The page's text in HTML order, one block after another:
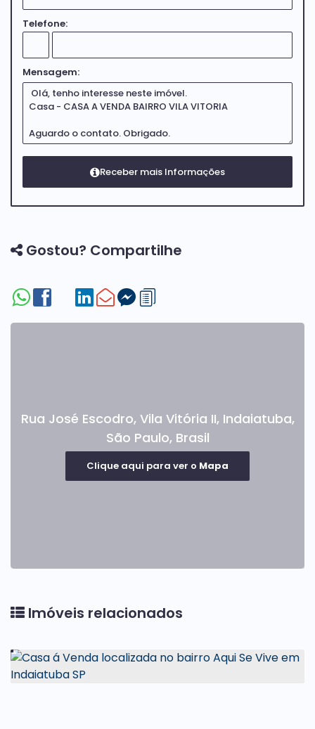
Telefone:
Mensagem:
Gostou? Compartilhe
Rua José Escodro, Vila Vitória II, Indaiatuba,
São Paulo, Brasil
Clique aqui para ver o Mapa
Imóveis relacionados